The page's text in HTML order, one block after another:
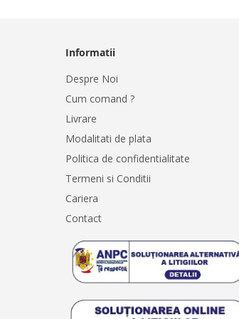
Informatii
Despre Noi
Cum comand ?
Livrare
Modalitati de plata
Politica de confidentialitate
Termeni si Conditii
Cariera
Contact